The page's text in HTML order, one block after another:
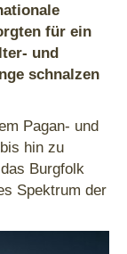
für ein
und
schnalzen
Pagan- und
hin zu
Burgfolk
Spektrum der